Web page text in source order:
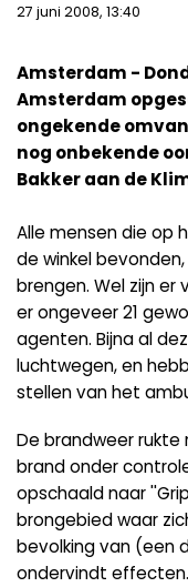
27 juni 2008, 13:40
Amsterdam -
Amsterdam
ongekende
nog onbekende
Bakker aan de
Alle mensen die op
de winkel
brengen. Wel zijn er
er ongeveer 21
agenten. Bijna al
luchtwegen, en
stellen van het
De brandweer
brand onder
opschaald naar
brongebied waar
bevolking van (een
ondervindt